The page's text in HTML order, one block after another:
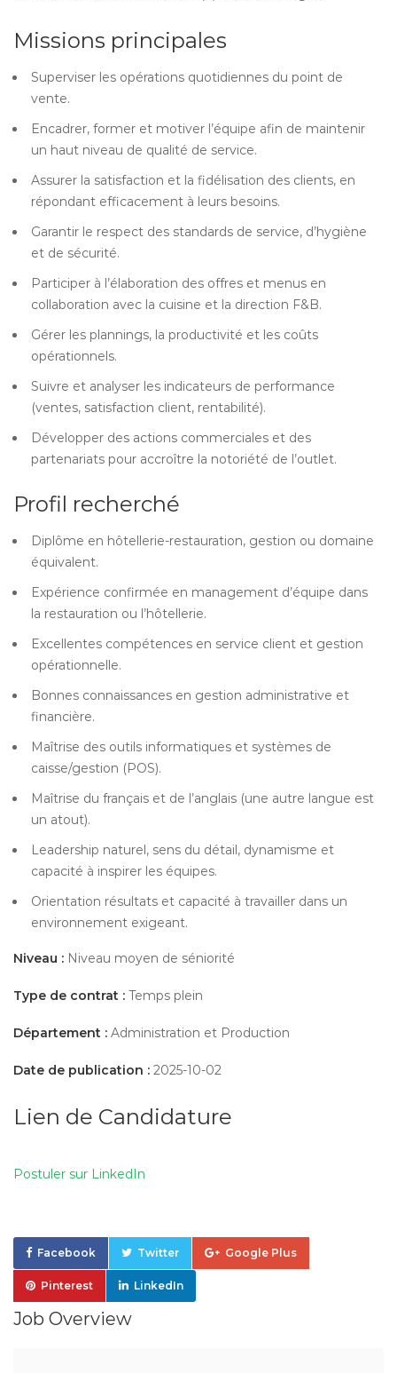
Missions principales
Superviser les opérations quotidiennes du point de
vente.
Encadrer, former et motiver l’équipe afin de maintenir
un haut niveau de qualité de service.
Assurer la satisfaction et la fidélisation des clients, en
répondant efficacement à leurs besoins.
Garantir le respect des standards de service, d’hygiène
et de sécurité.
Participer à l’élaboration des offres et menus en
collaboration avec la cuisine et la direction F&B.
Gérer les plannings, la productivité et les coûts
opérationnels.
Suivre et analyser les indicateurs de performance
(ventes, satisfaction client, rentabilité).
Développer des actions commerciales et des
partenariats pour accroître la notoriété de l’outlet.
Profil recherché
Diplôme en hôtellerie-restauration, gestion ou domaine
équivalent.
Expérience confirmée en management d’équipe dans
la restauration ou l’hôtellerie.
Excellentes compétences en service client et gestion
opérationnelle.
Bonnes connaissances en gestion administrative et
financière.
Maîtrise des outils informatiques et systèmes de
caisse/gestion (POS).
Maîtrise du français et de l’anglais (une autre langue est
un atout).
Leadership naturel, sens du détail, dynamisme et
capacité à inspirer les équipes.
Orientation résultats et capacité à travailler dans un
environnement exigeant.
Niveau : Niveau moyen de séniorité
Type de contrat : Temps plein
Département : Administration et Production
Date de publication : 2025-10-02
Lien de Candidature
Postuler sur LinkedIn
Facebook Twitter Google Plus
Pinterest LinkedIn
Job Overview